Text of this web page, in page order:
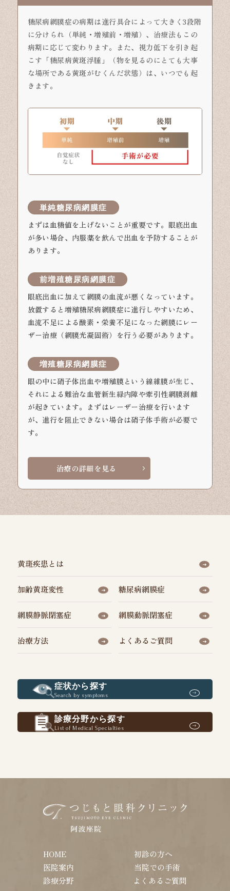
糖尿病網膜症の病期は進行具合によって大きく3段階
に分けられ（単純・増殖前・増殖）、治療法もこの
病期に応じて変わります。また、視力低下を引き起
こす「糖尿病黄斑浮腫」（物を見るのにとても大事
な場所である黄斑がむくんだ状態）は、いつでも起
きます。
単純糖尿病網膜症
まずは血糖値を上げないことが重要です。眼底出血
が多い場合、内服薬を飲んで出血を予防することが
あります。
前増殖糖尿病網膜症
眼底出血に加えて網膜の血流が悪くなっています。
放置すると増殖糖尿病網膜症に進行しやすいため、
血流不足による酸素・栄養不足になった網膜にレー
ザー治療（網膜光凝固術）を行う必要があります。
増殖糖尿病網膜症
眼の中に硝子体出血や増殖膜という線維膜が生じ、
それによる難治な血管新生緑内障や牽引性網膜剥離
が起きています。まずはレーザー治療を行います
が、進行を阻止できない場合は硝子体手術が必要で
す。
治療の詳細を見る
黄斑疾患とは
加齢黄斑変性 糖尿病網膜症
網膜静脈閉塞症 網膜動脈閉塞症
治療方法 よくあるご質問
症状から探す
Search by symptoms
診療分野から探す
List of Medical Specialties
HOME
初診の方へ
医院案内
当院での手術
診療分野
よくあるご質問